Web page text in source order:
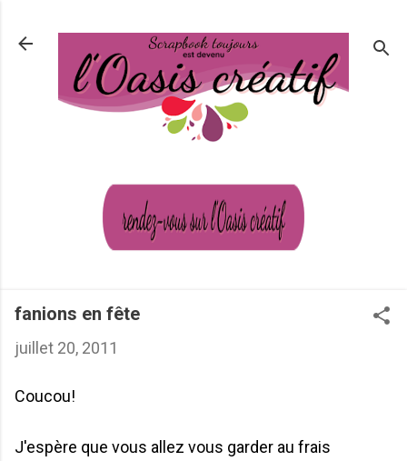
fanions en fête
juillet 20, 2011
Coucou!
J'espère que vous allez vous garder au frais